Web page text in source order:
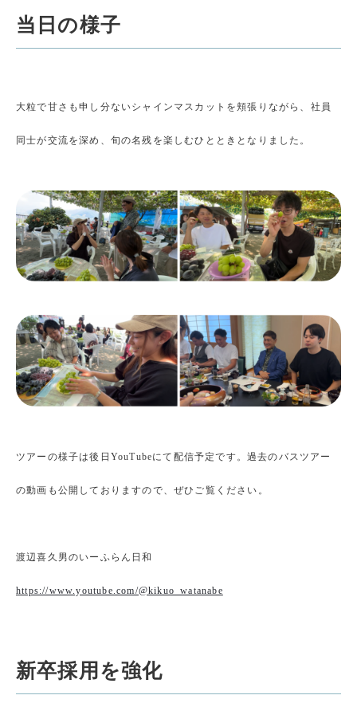
当日の様子
大粒で甘さも申し分ないシャインマスカットを頬張りながら、社員
同士が交流を深め、旬の名残を楽しむひとときとなりました。
ツアーの様子は後日YouTubeにて配信予定です。過去のバスツアー
の動画も公開しておりますので、ぜひご覧ください。
渡辺喜久男のいーふらん日和
https://www.youtube.com/@kikuo_watanabe
新卒採用を強化